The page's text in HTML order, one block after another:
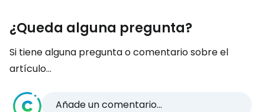
¿Queda alguna pregunta?
Si tiene alguna pregunta o comentario sobre el
artículo...
Añade un comentario...